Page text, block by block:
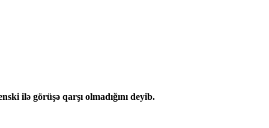
ilə görüşə qarşı olmadığını deyib.